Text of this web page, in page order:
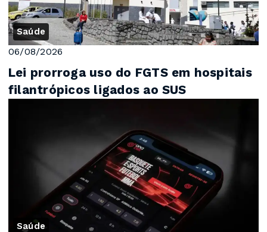
Saúde
06/08/2026
Lei prorroga uso do FGTS em hospitais
filantrópicos ligados ao SUS
Saúde